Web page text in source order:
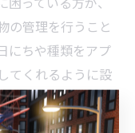
の管理を行うこと
にちや種類をアプ
てくれるように設
スーパーでの買い
ミング的思考を用